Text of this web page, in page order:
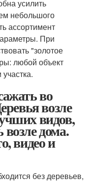
усилить
небольшого
ассортимент
При
"золотое
любой объект
во
возле
видов,
дома.
видео и
без деревьев,